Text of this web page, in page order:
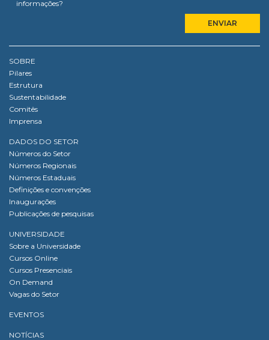
informações?
SOBRE
Pilares
Estrutura
Sustentabilidade
Comitês
Imprensa
DADOS DO SETOR
Números do Setor
Números Regionais
Números Estaduais
Definições e convenções
Inaugurações
Publicações de pesquisas
UNIVERSIDADE
Sobre a Universidade
Cursos Online
Cursos Presenciais
On Demand
Vagas do Setor
EVENTOS
NOTÍCIAS